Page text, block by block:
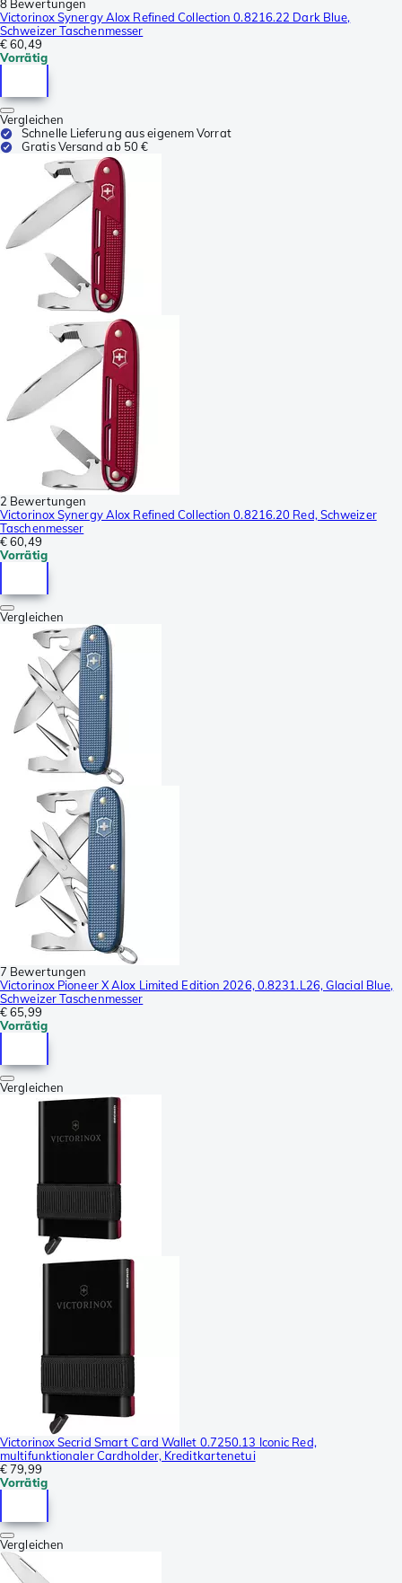
8 Bewertungen
Victorinox Synergy Alox Refined Collection 0.8216.22 Dark Blue,
Schweizer Taschenmesser
€ 60,49
Vorrätig
Vergleichen
Schnelle Lieferung aus eigenem Vorrat
Gratis Versand ab 50 €
2 Bewertungen
Victorinox Synergy Alox Refined Collection 0.8216.20 Red, Schweizer
Taschenmesser
€ 60,49
Vorrätig
Vergleichen
7 Bewertungen
Victorinox Pioneer X Alox Limited Edition 2026, 0.8231.L26, Glacial Blue,
Schweizer Taschenmesser
€ 65,99
Vorrätig
Vergleichen
Victorinox Secrid Smart Card Wallet 0.7250.13 Iconic Red,
multifunktionaler Cardholder, Kreditkartenetui
€ 79,99
Vorrätig
Vergleichen